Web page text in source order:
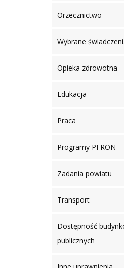
Orzecznictwo
Wybrane
Opieka zdrowotna
Edukacja
Praca
Programy PFRON
Zadania powiatu
Transport
Dostępność
publicznych